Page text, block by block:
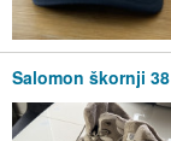
Salomon škornji